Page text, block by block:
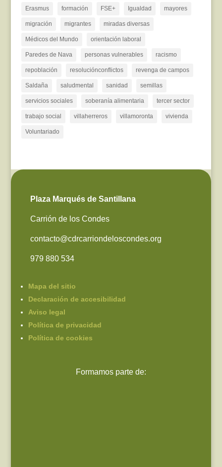
Erasmus formación FSE+ Igualdad mayores
migración migrantes miradas diversas
Médicos del Mundo orientación laboral
Paredes de Nava personas vulnerables racismo
repoblación resoluciónconflictos revenga de campos
Saldaña saludmental sanidad semillas
servicios sociales soberanía alimentaria tercer sector
trabajo social villaherreros villamoronta vivienda
Voluntariado
Plaza Marqués de Santillana
Carrión de los Condes
contacto@cdrcarriondeloscondes.org
979 880 534
Mapa del sitio
Declaración de accesibilidad
Aviso legal
Política de privacidad
Política de cookies
Formamos parte de: